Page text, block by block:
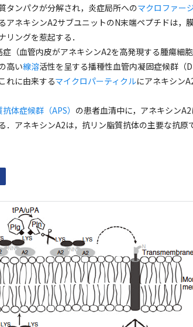
タンパクが分解され，炎症局所へのマクロファー
アネキシンA2サブユニットのN末端ペプチドは，
リングを惹起する．
症（血管内皮がアネキシンA2を高発現する腫瘍細
高い線溶活性を呈する播種性血管内凝固症候群（
れに由来するマイクロパーティクルにアネキシン
体症候群（APS） の患者血清中に，アネキシン
．アネキシンA2は，抗リン脂質抗体の主要な抗原